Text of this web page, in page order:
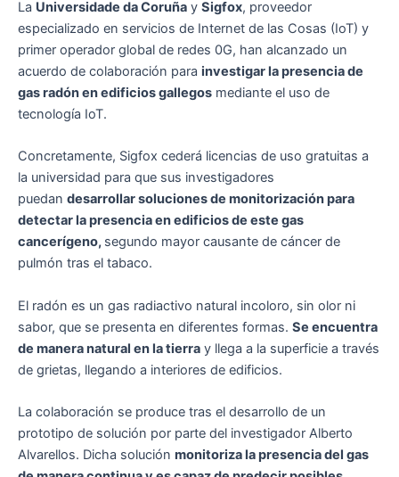
La Universidade da Coruña y Sigfox, proveedor
especializado en servicios de Internet de las Cosas (IoT) y
primer operador global de redes 0G, han alcanzado un
acuerdo de colaboración para investigar la presencia de
gas radón en edificios gallegos mediante el uso de
tecnología IoT.
Concretamente, Sigfox cederá licencias de uso gratuitas a
la universidad para que sus investigadores
puedan desarrollar soluciones de monitorización para
detectar la presencia en edificios de este gas
cancerígeno, segundo mayor causante de cáncer de
pulmón tras el tabaco.
El radón es un gas radiactivo natural incoloro, sin olor ni
sabor, que se presenta en diferentes formas. Se encuentra
de manera natural en la tierra y llega a la superficie a través
de grietas, llegando a interiores de edificios.
La colaboración se produce tras el desarrollo de un
prototipo de solución por parte del investigador Alberto
Alvarellos. Dicha solución monitoriza la presencia del gas